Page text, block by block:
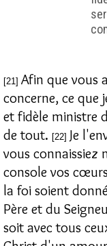
[21] Afin que vous
concerne, ce que
et fidèle ministre
de tout. [22] Je
vous
console vos
la foi soient
Père et du
soit avec tous